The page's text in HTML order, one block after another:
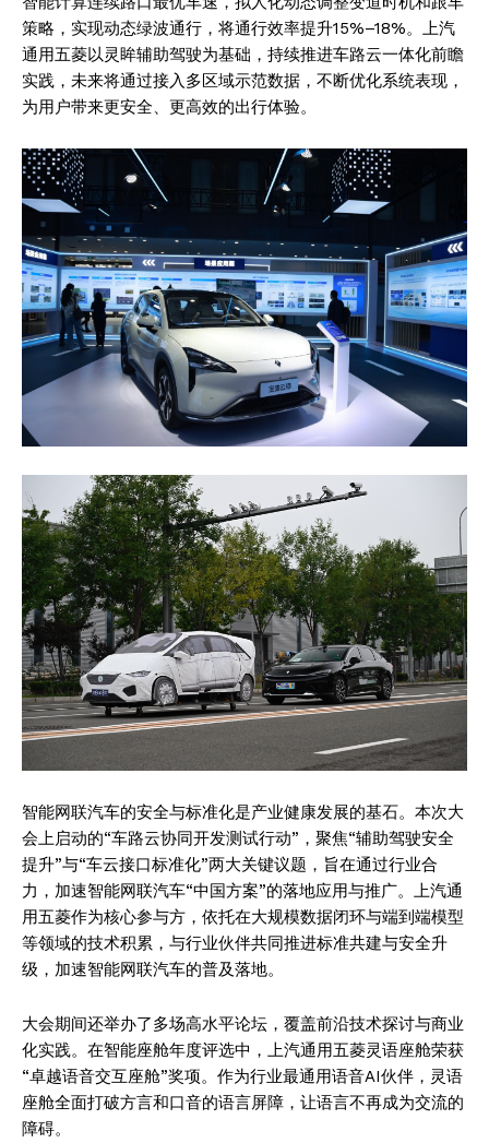
策略，实现动态绿波通行，将通行效率提升15%–18%。上汽
通用五菱以灵眸辅助驾驶为基础，持续推进车路云一体化前瞻
实践，未来将通过接入多区域示范数据，不断优化系统表现，
为用户带来更安全、更高效的出行体验。
智能网联汽车的安全与标准化是产业健康发展的基石。本次大
会上启动的“车路云协同开发测试行动”，聚焦“辅助驾驶安全
提升”与“车云接口标准化”两大关键议题，旨在通过行业合
力，加速智能网联汽车“中国方案”的落地应用与推广。上汽通
用五菱作为核心参与方，依托在大规模数据闭环与端到端模型
等领域的技术积累，与行业伙伴共同推进标准共建与安全升
级，加速智能网联汽车的普及落地。
大会期间还举办了多场高水平论坛，覆盖前沿技术探讨与商业
化实践。在智能座舱年度评选中，上汽通用五菱灵语座舱荣获
“卓越语音交互座舱”奖项。作为行业最通用语音AI伙伴，灵语
座舱全面打破方言和口音的语言屏障，让语言不再成为交流的
障碍。